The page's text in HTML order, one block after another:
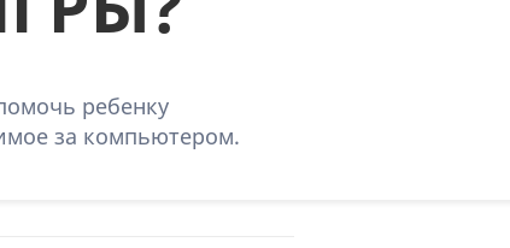
ребенку
за компьютером.